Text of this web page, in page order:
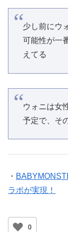
少し前にウ
可能性が一
えてる
ウォニは女
予定で、そ
・
ラボが実現！
0